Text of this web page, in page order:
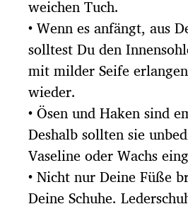
weichen Tuch.
• Wenn es anfängt, aus
solltest Du den
mit milder Seife
wieder.
• Ösen und Haken sind
Deshalb sollten sie
Vaseline oder Wachs
• Nicht nur Deine Füße
Deine Schuhe.